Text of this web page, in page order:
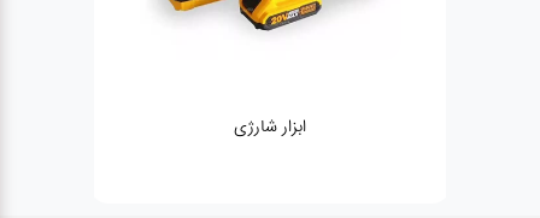
ژنراتور